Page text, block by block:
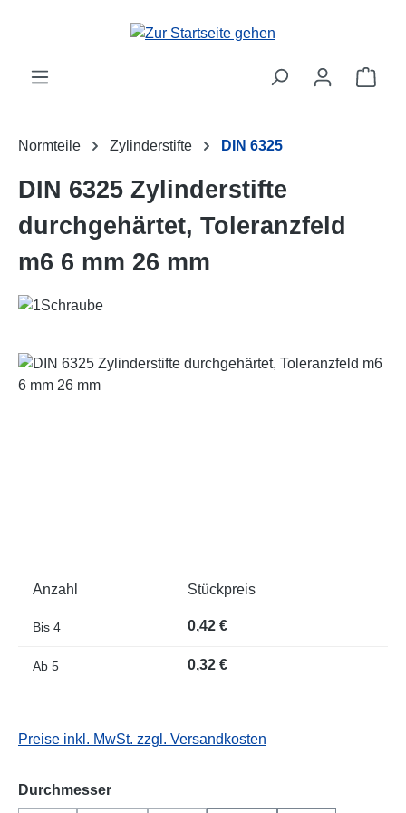
Zum Hauptinhalt springen
Normteile Zylinderstifte DIN 6325
DIN 6325 Zylinderstifte
durchgehärtet, Toleranzfeld
m6 6 mm 26 mm
Bildergalerie überspringen
Anzahl Stückpreis
Bis 4 0,42 €
Ab 5 0,32 €
Preise inkl. MwSt. zzgl. Versandkosten
Durchmesserauswählen